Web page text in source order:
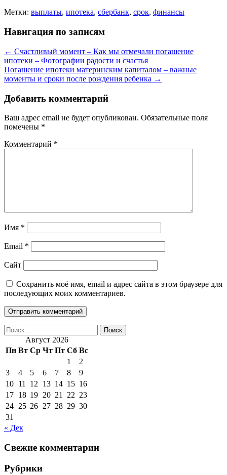
Метки: выплаты, ипотека, сбербанк, срок, финансы
Навигация по записям
← Счастливый момент – Как мы отмечали погашение
ипотеки – Фотографии радости и счастья
Погашение ипотеки материнским капиталом – важные
моменты и сроки после рождения ребенка →
Добавить комментарий
Ваш адрес email не будет опубликован. Обязательные поля
помечены *
Комментарий *
Имя *
Email *
Сайт
Сохранить моё имя, email и адрес сайта в этом браузере для
последующих моих комментариев.
Август 2026
Пн Вт Ср Чт Пт Сб Вс
1
2
3
4 5 6 7 8
9
10 11 12 13 14 15 16
17 18 19 20 21 22 23
24 25 26 27 28 29 30
31
« Дек
Свежие комментарии
Рубрики